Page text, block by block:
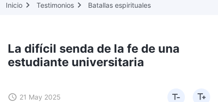
Inicio Testimonios Batallas espirituales
La difícil senda de la fe de una
estudiante universitaria
21 May 2025